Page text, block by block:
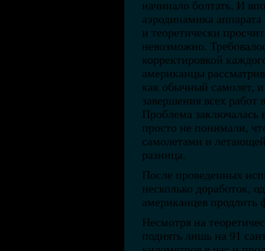
начинало болтать. И
аэродинамика
и теоретически
невозможно.
корректировкой
американцы
как обычный самолет,
завершения всех работ
Проблема заключалась
просто не понимали,
самолетами и
разница.
После проведенных
несколько доработок,
американцев продлить
Несмотря на
поднять лишь на 91